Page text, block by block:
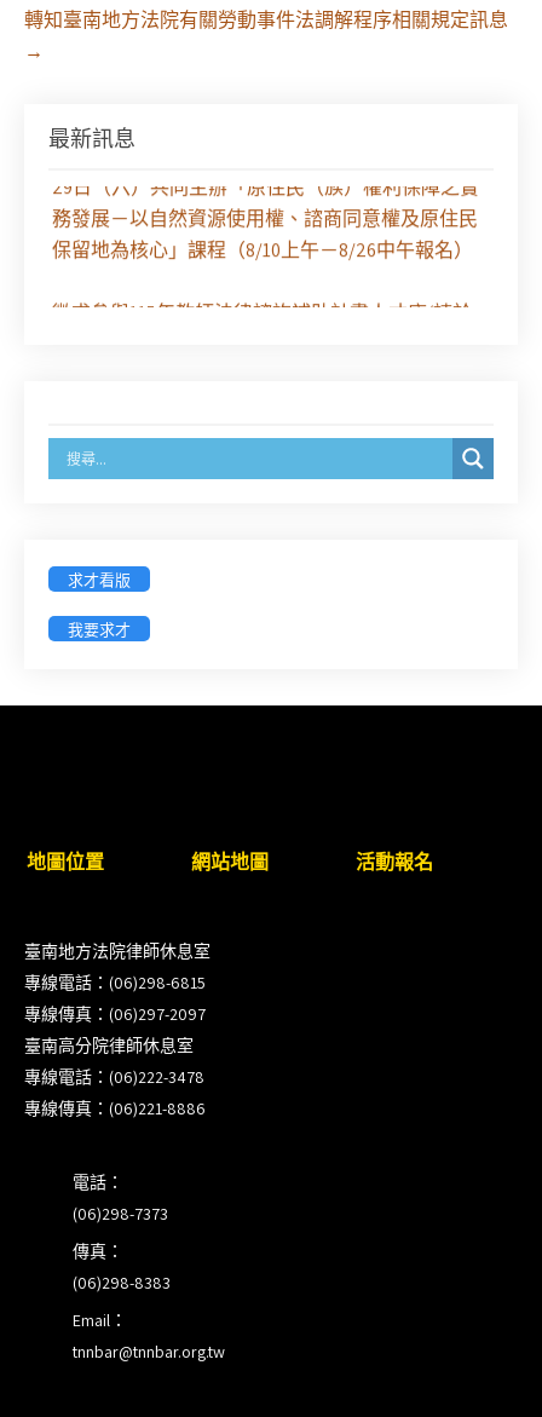
轉知臺南地方法院有關勞動事件法調解程序相關規定訊息
→
最新訊息
【課程報名】全律會與台北律師公會等單位定於8月
29日（六）共同主辦「原住民（族）權利保障之實
務發展－以自然資源使用權、諮商同意權及原住民
保留地為核心」課程（8/10上午－8/26中午報名）
徵求參與115年教師法律諮詢補助計畫人才庫(請於
之分公司及商業應參加「勞動權益講習」
戳為憑)】
徵詢有意願擔任臺南市115年度國民中小學法治教育
臺南高分院8/28(五)下午舉辦「家庭關係中的正當防
衛」課程(8/12前向本會報名,實體)
8/22~23「平反再導航:2026台灣冤平反協會年度論
壇｣
【重要公告】115年職場霸凌調查專業人才(律師)培
訓課程（雲嘉南場）錄取通知已發送
前報名，實體+線上併行)
求才看版
我要求才
地圖位置 網站地圖 活動報名
臺南地方法院律師休息室
專線電話：(06)298-6815
專線傳真：(06)297-2097
臺南高分院律師休息室
專線電話：(06)222-3478
專線傳真：(06)221-8886
電話：
(06)298-7373
傳真：
(06)298-8383
Email：
tnnbar@tnnbar.org.tw